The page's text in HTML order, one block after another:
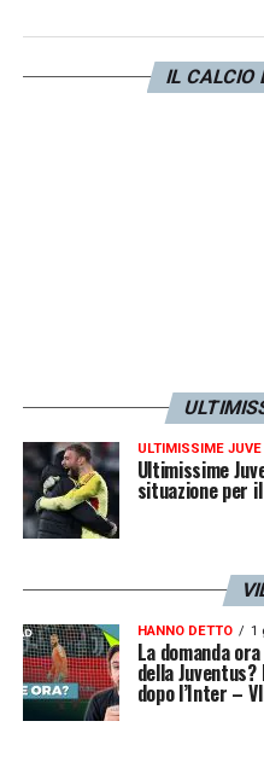
, stacca su
nega la gioia del gol
dell’entusiasmo le
provano ad
bene e cerca la
pericoli a
Ponce.
si va ai calci di rigore.
Ai tiri dal dischetto
nuovamente la
rigori, per gli azzurri
Gasparello, Dattilo e
IL CALCIO
ULTIMISSIME JUVE
Ultimissime
situazione per
HANNO DETTO 1
La domanda
della
dopo l’Inter –